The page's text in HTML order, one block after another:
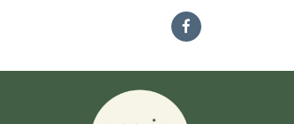
Facebook